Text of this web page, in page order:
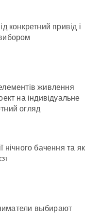
конкретний привід і
живлення
на індивідуальне
огляд
нічного бачення та як
выбирают